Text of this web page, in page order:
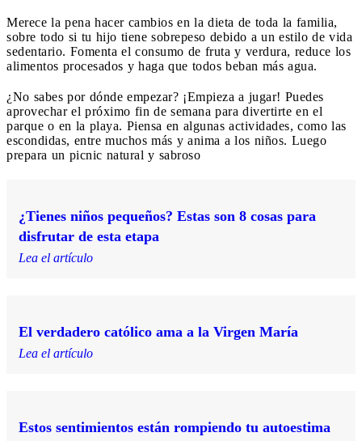
Merece la pena hacer cambios en la dieta de toda la familia,
sobre todo si tu hijo tiene sobrepeso debido a un estilo de vida
sedentario. Fomenta el consumo de fruta y verdura, reduce los
alimentos procesados y haga que todos beban más agua.
¿No sabes por dónde empezar? ¡Empieza a jugar! Puedes
aprovechar el próximo fin de semana para divertirte en el
parque o en la playa. Piensa en algunas actividades, como las
escondidas, entre muchos más y anima a los niños. Luego
prepara un picnic natural y sabroso
¿Tienes niños pequeños? Estas son 8 cosas para
disfrutar de esta etapa
Lea el artículo
El verdadero católico ama a la Virgen María
Lea el artículo
Estos sentimientos están rompiendo tu autoestima